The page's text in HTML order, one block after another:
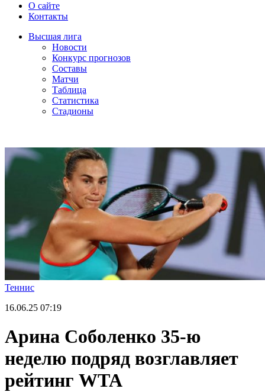
О сайте
Контакты
Высшая лига
Новости
Конкурс прогнозов
Составы
Матчи
Таблица
Статистика
Стадионы
Теннис
16.06.25 07:19
Арина Соболенко 35-ю
неделю подряд возглавляет
рейтинг WTA